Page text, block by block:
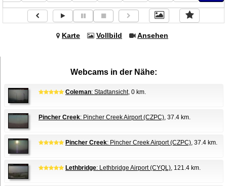
Karte Vollbild Ansehen
Webcams in der Nähe:
Coleman: Stadtansicht, 0 km.
Pincher Creek: Pincher Creek Airport (CZPC), 37.4 km.
Pincher Creek: Pincher Creek Airport (CZPC), 37.4 km.
Lethbridge: Lethbridge Airport (CYQL), 121.4 km.